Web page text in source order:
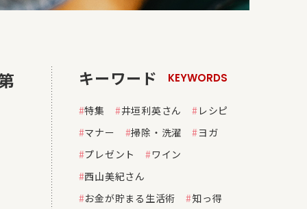
キーワード KEYWORDS
特集 井垣利英さん
レシピ
マナー
掃除・洗濯
ヨガ
プレゼント
ワイン
西山美紀さん
お金が貯まる生活術
知っ得